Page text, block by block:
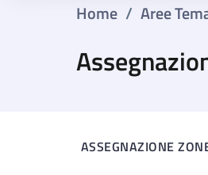
Home / Aree
ASSEGNAZIONE